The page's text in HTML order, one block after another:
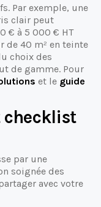
Par exemple, une
clair peut
€ à 5 000 € HT
de 40 m² en teinte
choix des
de gamme. Pour
et le guide
checklist
par une
soignée des
avec votre